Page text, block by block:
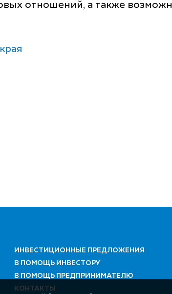
отношений, а также
ИНВЕСТИЦИОННЫЕ ПРЕДЛОЖЕНИЯ
В ПОМОЩЬ ИНВЕСТОРУ
В ПОМОЩЬ ПРЕДПРИНИМАТЕЛЮ
КОНТАКТЫ